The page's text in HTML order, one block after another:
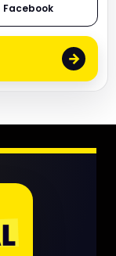
Facebook
→